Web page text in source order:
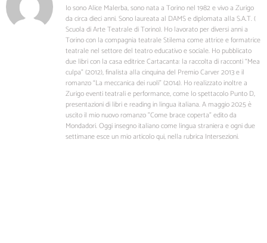
Io sono Alice Malerba, sono nata a Torino nel 1982 e vivo a Zurigo
da circa dieci anni. Sono laureata al DAMS e diplomata alla S.A.T. (
Scuola di Arte Teatrale di Torino). Ho lavorato per diversi anni a
Torino con la compagnia teatrale Stilema come attrice e formatrice
teatrale nel settore del teatro educativo e sociale. Ho pubblicato
due libri con la casa editrice Cartacanta: la raccolta di racconti “Mea
culpa” (2012), finalista alla cinquina del Premio Carver 2013 e il
romanzo “La meccanica dei ruoli” (2014). Ho realizzato inoltre a
Zurigo eventi teatrali e performance, come lo spettacolo Punto D,
presentazioni di libri e reading in lingua italiana. A maggio 2025 è
uscito il mio nuovo romanzo "Come brace coperta" edito da
Mondadori. Oggi insegno italiano come lingua straniera e ogni due
settimane esce un mio articolo qui, nella rubrica Intersezioni.